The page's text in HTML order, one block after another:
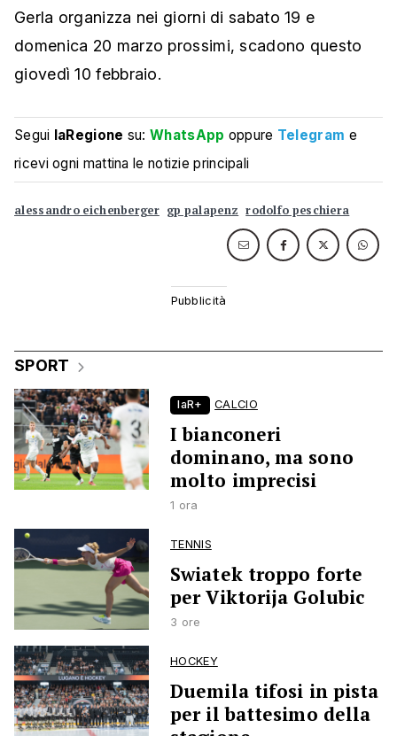
Gerla organizza nei giorni di sabato 19 e
domenica 20 marzo prossimi, scadono questo
giovedì 10 febbraio.
Segui laRegione su:WhatsApp oppure Telegram e
ricevi ogni mattina le notizie principali
alessandro eichenberger gp palapenz rodolfo peschiera
SPORT
laR+ CALCIO
I bianconeri
dominano, ma sono
molto imprecisi
1 ora
TENNIS
Swiatek troppo forte
per Viktorija Golubic
3 ore
HOCKEY
Duemila tifosi in pista
per il battesimo della